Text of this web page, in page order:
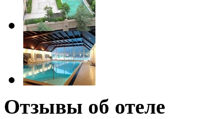
Отзывы об отеле